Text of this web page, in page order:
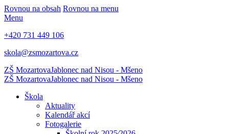
Rovnou na obsah Rovnou na menu
Menu
+420 731 449 106
skola@zsmozartova.cz
ZŠ MozartovaJablonec nad Nisou - Mšeno
ZŠ MozartovaJablonec nad Nisou - Mšeno
Škola
Aktuality
Kalendář akcí
Fotogalerie